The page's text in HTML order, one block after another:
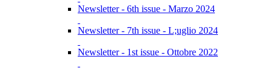
Newsletter - 6th issue - Marzo 2024
Newsletter - 7th issue - L;uglio 2024
Newsletter - 1st issue - Ottobre 2022